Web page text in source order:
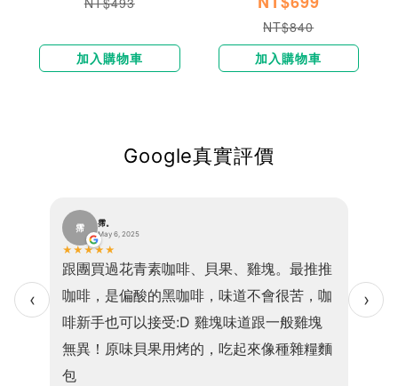
加入購物車
NT$840
加入購物車
Google真實評價
‹
且吃
是高
霈 霈。
May 6, 2025
★ ★ ★★ ★
跟團買過花青素咖啡、貝果、雞塊。最推推
咖啡，是偏酸的黑咖啡，味道不會很苦，咖
啡新手也可以接受:D 雞塊味道跟一般雞塊
無異！原味貝果用烤的，吃起來像種雜糧麵
包
乎1
小孩
›